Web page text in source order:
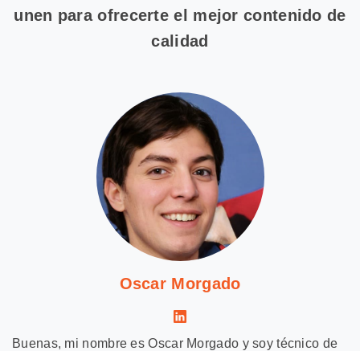
unen para ofrecerte el mejor contenido de
calidad
Oscar Morgado
Buenas, mi nombre es Oscar Morgado y soy técnico de